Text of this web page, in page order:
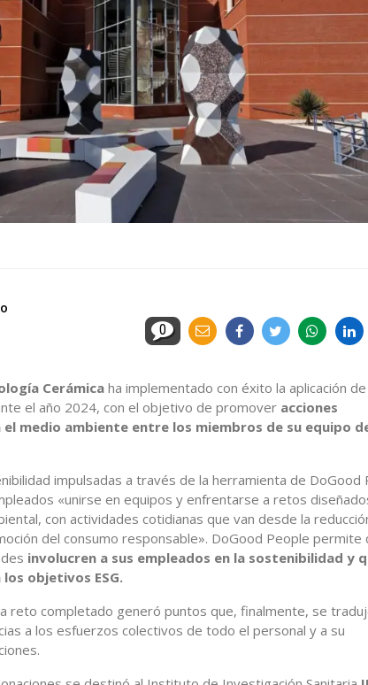
0
Cerámica ha implementado con éxito la aplicación de
el año 2024, con el objetivo de promover acciones
medio ambiente entre los miembros de su equipo
impulsadas a través de la herramienta de DoGood
«unirse en equipos y enfrentarse a retos
con actividades cotidianas que van desde la
del consumo responsable». DoGood People permite
involucren a sus empleados en la sostenibilidad y
objetivos ESG.
reto completado generó puntos que, finalmente, se
a los esfuerzos colectivos de todo el personal y a su